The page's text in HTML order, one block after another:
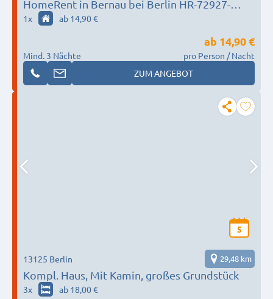
HomeRent in Bernau bei Berlin HR-72927-
bernau
1x ab 14,90 €
Mind. 3 Nächte
ab 14,90 €
pro Person / Nacht
ZUM ANGEBOT
5
Kompl. Haus, Mit Kamin, großes Grundstück
13125 Berlin 29,48 km
3x ab 18,00 €